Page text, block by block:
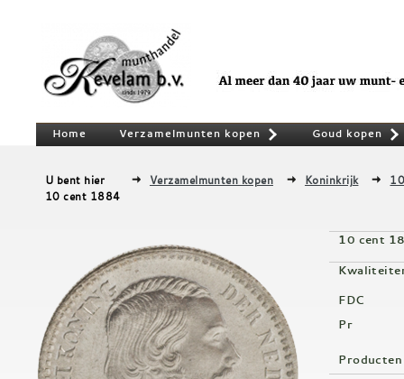
Home Verzamelmunten kopen Goud kopen
U bent hier Verzamelmunten kopen Koninkrijk
10 cent 1884
10 cent
FDC
Pr